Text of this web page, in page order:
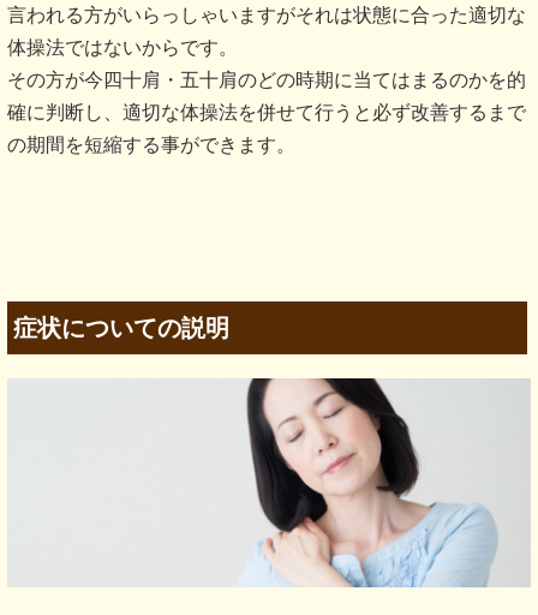
言われる方がいらっしゃいますがそれは状態に合った適切な
体操法ではないからです。
その方が今四十肩・五十肩のどの時期に当てはまるのかを的
確に判断し、適切な体操法を併せて行うと必ず改善するまで
の期間を短縮する事ができます。
症状についての説明